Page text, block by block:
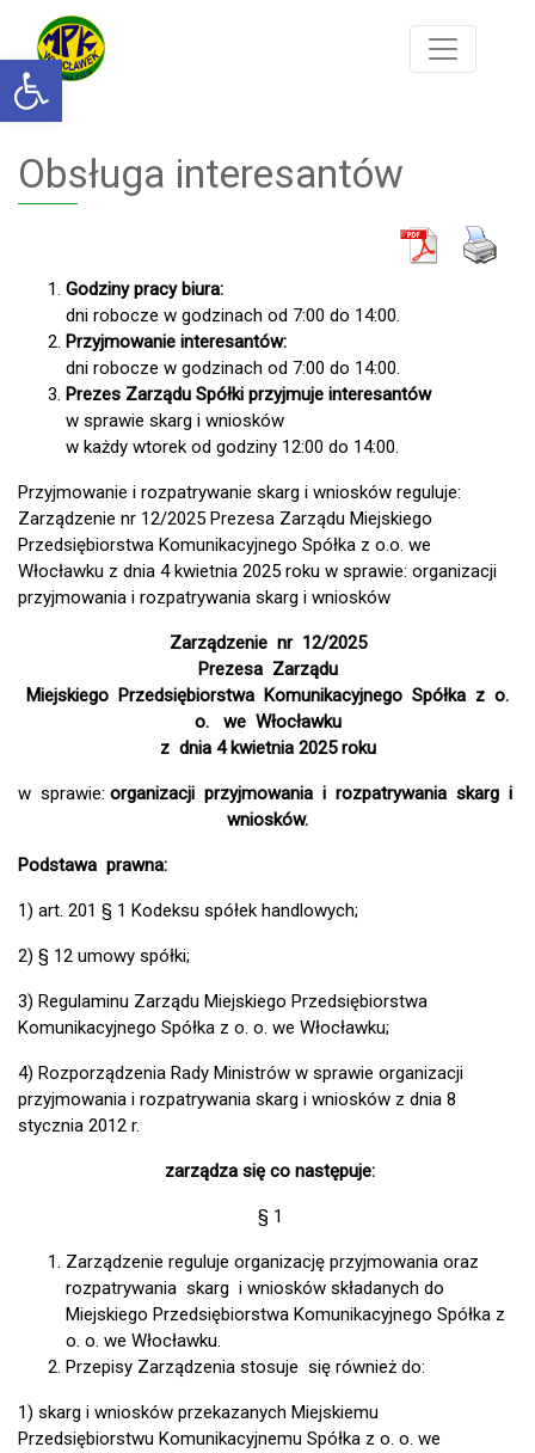
Otwórz pasek narzędzi
Obsługa interesantów
Godziny pracy biura:
dni robocze w godzinach od 7:00 do 14:00.
Przyjmowanie interesantów:
dni robocze w godzinach od 7:00 do 14:00.
Prezes Zarządu Spółki przyjmuje interesantów
w sprawie skarg i wniosków
w każdy wtorek od godziny 12:00 do 14:00.
Przyjmowanie i rozpatrywanie skarg i wniosków reguluje:
Zarządzenie nr 12/2025 Prezesa Zarządu Miejskiego
Przedsiębiorstwa Komunikacyjnego Spółka z o.o. we
Włocławku z dnia 4 kwietnia 2025 roku w sprawie: organizacji
przyjmowania i rozpatrywania skarg i wniosków
Zarządzenie nr 12/2025
Prezesa Zarządu
Miejskiego Przedsiębiorstwa Komunikacyjnego Spółka z o.
o. we Włocławku
z dnia 4 kwietnia 2025 roku
w sprawie: organizacji przyjmowania i rozpatrywania skarg i
wniosków.
Podstawa prawna:
1) art. 201 § 1 Kodeksu spółek handlowych;
2) § 12 umowy spółki;
3) Regulaminu Zarządu Miejskiego Przedsiębiorstwa
Komunikacyjnego Spółka z o. o. we Włocławku;
4) Rozporządzenia Rady Ministrów w sprawie organizacji
przyjmowania i rozpatrywania skarg i wniosków z dnia 8
stycznia 2012 r.
zarządza się co następuje:
§ 1
Zarządzenie reguluje organizację przyjmowania oraz
rozpatrywania skarg i wniosków składanych do
Miejskiego Przedsiębiorstwa Komunikacyjnego Spółka z
o. o. we Włocławku.
Przepisy Zarządzenia stosuje się również do:
1) skarg i wniosków przekazanych Miejskiemu
Przedsiębiorstwu Komunikacyjnemu Spółka z o. o. we